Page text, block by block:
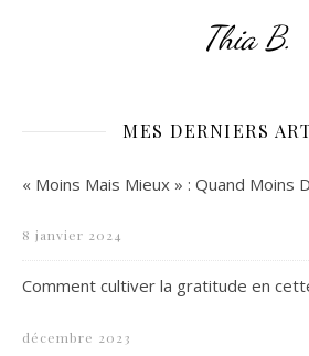
Thia B.
MES DERNIERS
« Moins Mais Mieux » : Quand Moins
8 janvier 2024
Comment cultiver la gratitude en
décembre 2023